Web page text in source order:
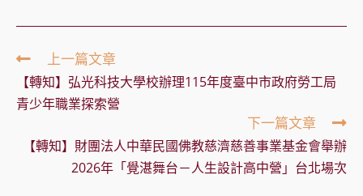
Read
more
articles
上一篇文章
【轉知】弘光科技大學校辦理115年度臺中市政府勞工局
青少年職業探索營
下一篇文章
【轉知】財團法人中華民國佛教慈濟慈善事業基金會舉辦
2026年「覺湛舞台－人生設計高中營」台北場次